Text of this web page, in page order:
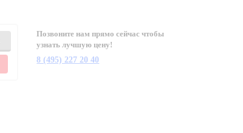
Позвоните нам прямо сейчас чтобы
узнать лучшую цену!
8 (495) 227 20 40